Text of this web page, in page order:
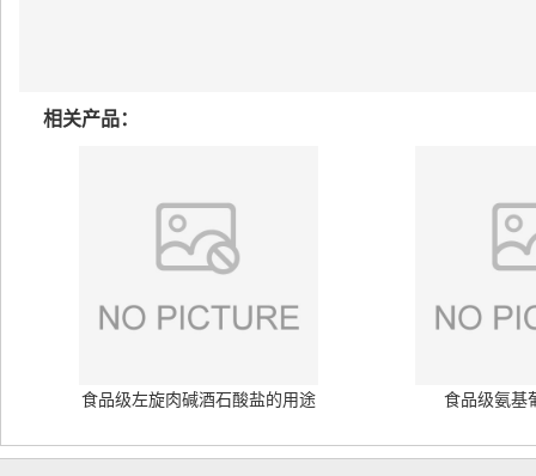
相关产品：
食品级左旋肉碱酒石酸盐的用途 食品级氨基